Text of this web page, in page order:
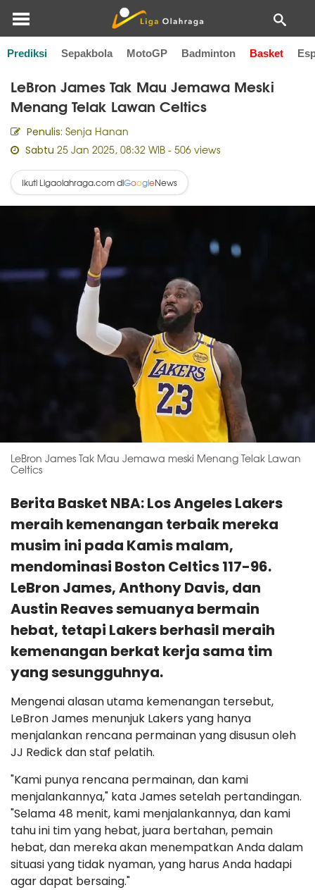
Prediksi Sepakbola MotoGP Badminton Basket
Home Basket
LeBron James Tak Mau Jemawa Meski
Menang Telak Lawan Celtics
Penulis: Senja Hanan
Sabtu 25 Jan 2025, 08:32 WIB - 506 views
Ikuti Ligaolahraga.com diGoogleNews
LeBron James Tak Mau Jemawa meski Menang Telak Lawan
Celtics
Berita Basket NBA: Los Angeles Lakers
meraih kemenangan terbaik mereka
musim ini pada Kamis malam,
mendominasi Boston Celtics 117-96.
LeBron James, Anthony Davis, dan
Austin Reaves semuanya bermain
hebat, tetapi Lakers berhasil meraih
kemenangan berkat kerja sama tim
yang sesungguhnya.
Mengenai alasan utama kemenangan tersebut,
LeBron James menunjuk Lakers yang hanya
menjalankan rencana permainan yang disusun oleh
JJ Redick dan staf pelatih.
"Kami punya rencana permainan, dan kami
menjalankannya," kata James setelah pertandingan.
"Selama 48 menit, kami menjalankannya, dan kami
tahu ini tim yang hebat, juara bertahan, pemain
hebat, dan mereka akan menempatkan Anda dalam
situasi yang tidak nyaman, yang harus Anda hadapi
agar dapat bersaing."